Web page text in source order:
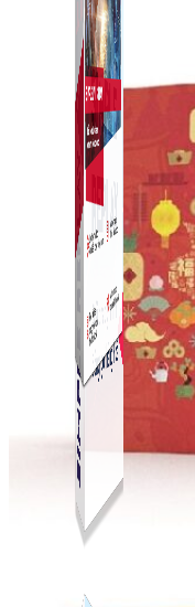
Simple Replay
Simple Live
Phần mềm tạo